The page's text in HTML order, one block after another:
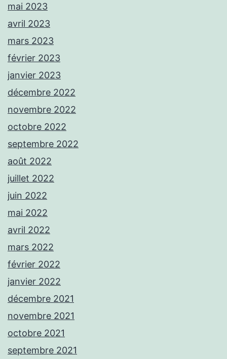
mai 2023
avril 2023
mars 2023
février 2023
janvier 2023
décembre 2022
novembre 2022
octobre 2022
septembre 2022
août 2022
juillet 2022
juin 2022
mai 2022
avril 2022
mars 2022
février 2022
janvier 2022
décembre 2021
novembre 2021
octobre 2021
septembre 2021